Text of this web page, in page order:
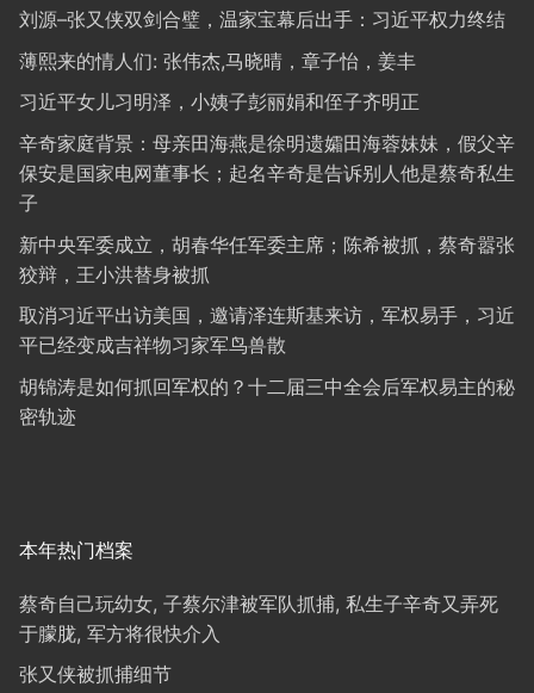
刘源–张又侠双剑合璧，温家宝幕后出手：习近平权力终结
薄熙来的情人们: 张伟杰,马晓晴，章子怡，姜丰
习近平女儿习明泽，小姨子彭丽娟和侄子齐明正
辛奇家庭背景：母亲田海燕是徐明遗孀田海蓉妹妹，假父辛
保安是国家电网董事长；起名辛奇是告诉别人他是蔡奇私生
子
新中央军委成立，胡春华任军委主席；陈希被抓，蔡奇嚣张
狡辩，王小洪替身被抓
取消习近平出访美国，邀请泽连斯基来访，军权易手，习近
平已经变成吉祥物习家军鸟兽散
胡锦涛是如何抓回军权的？十二届三中全会后军权易主的秘
密轨迹
本年热门档案
蔡奇自己玩幼女, 子蔡尔津被军队抓捕, 私生子辛奇又弄死
于朦胧, 军方将很快介入
张又侠被抓捕细节